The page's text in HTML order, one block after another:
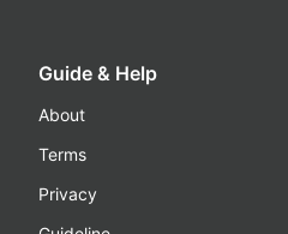
Guide & Help
About
Terms
Privacy